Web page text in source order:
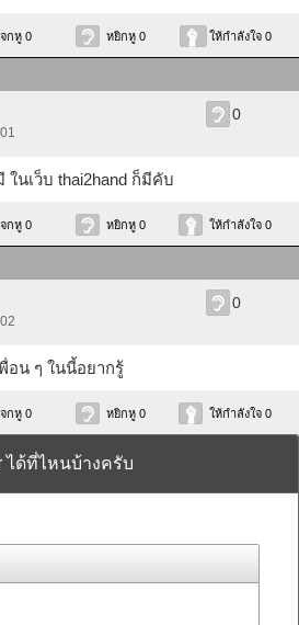
กหู 0 หยิกหู 0 ให้กำลังใจ 0
0
นเว็บ thai2hand ก็มีคับ
กหู 0 หยิกหู 0 ให้กำลังใจ 0
0
อน ๆ ในนี้อยากรู้
กหู 0 หยิกหู 0 ให้กำลังใจ 0
ได้ที่ไหนบ้างครับ